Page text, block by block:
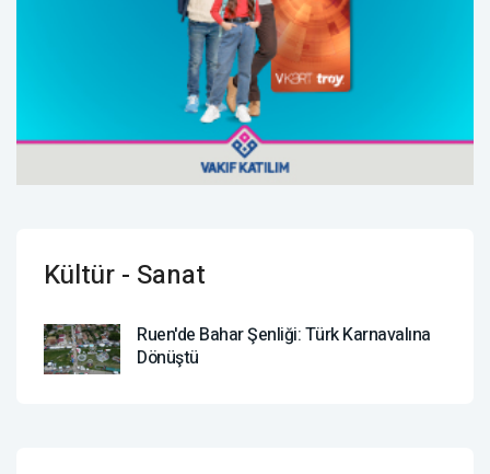
Kültür - Sanat
Ruen'de Bahar Şenliği: Türk Karnavalına
Dönüştü